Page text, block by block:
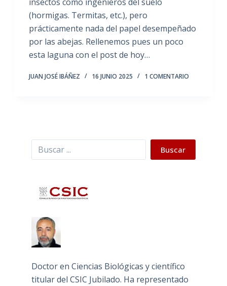
(hormigas. Termitas, etc.), pero
prácticamente nada del papel desempeñado
por las abejas. Rellenemos pues un poco
esta laguna con el post de hoy…
JUAN JOSÉ IBÁÑEZ 16 JUNIO 2025 1 COMENTARIO
Buscar Buscar
Doctor en Ciencias Biológicas y científico
titular del CSIC Jubilado. Ha representado